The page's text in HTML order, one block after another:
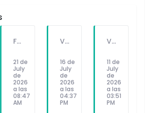
FALLECE FORTUNATO CHUQUITAYPE ANDRADE, “EL CHOLO”, REFERENTE DE LA SOLIDARIDAD Y LA CULTURA EN VILLA EL SALVADOR
21 de
July
de
2026
a las
08:47
AM
VILLA EL SALVADOR RECIBE A ANA CORREA PARA PRESENTAR LIBRO SOBRE MEMORIA, TEATRO Y RESISTENCIA DURANTE EL CONFLICTO ARMADO INTERNO.
16 de
July
de
2026
a las
04:37
PM
VILLA EL SALVADOR: EL ALCALDE GUIDO IÑIGO PERALTA PRIORIZÓ CONCIERTO DE SOMOS PERÚ Y NO ASISTIÓ AL DESFILE ESCOLAR CÍVICO CULTURAL 2026
11 de
July
de
2026
a las
03:51
PM